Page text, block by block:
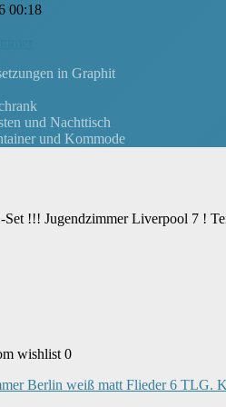
00:18
in Graphit
und Nachttisch
und Kommode
!!! Jugendzimmer Liverpool 7 !
wishlist 0